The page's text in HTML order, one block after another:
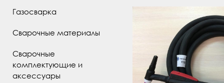
Газосварка
Сварочные материалы
Сварочные
комплектующие и
аксессуары